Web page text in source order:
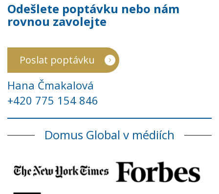
Odešlete poptávku nebo nám
rovnou zavolejte
Poslat poptávku
Hana Čmakalová
+420 775 154 846
Domus Global v médiích